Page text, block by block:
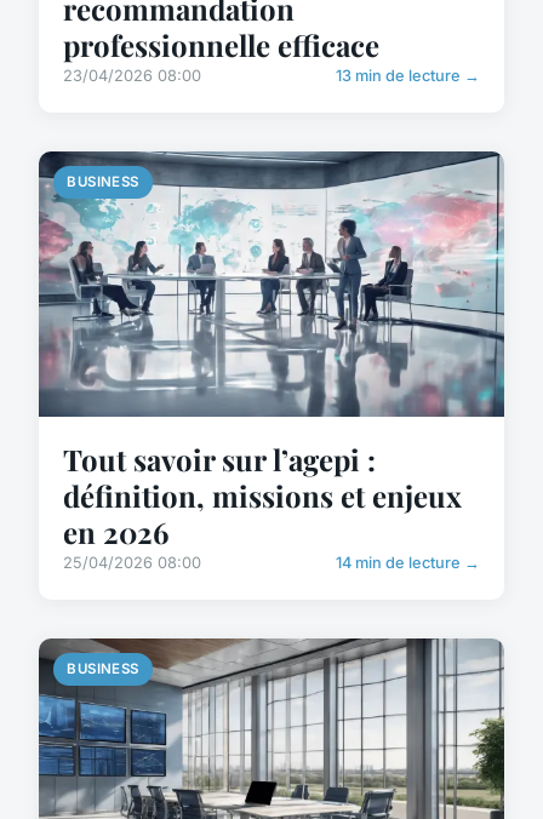
recommandation
professionnelle efficace
23/04/2026 08:00 13 min de lecture →
BUSINESS
Tout savoir sur l’agepi :
définition, missions et enjeux
en 2026
25/04/2026 08:00 14 min de lecture →
BUSINESS